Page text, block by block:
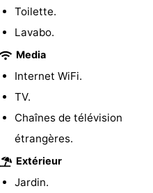
Toilette.
Lavabo.
Media
Internet WiFi.
TV.
Chaînes de télévision
étrangères.
Extérieur
Jardin.